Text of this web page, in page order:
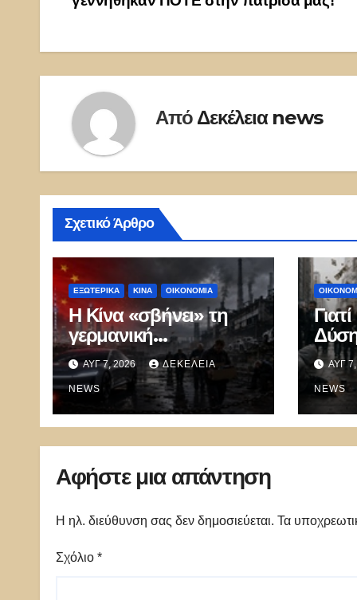
Από Δεκέλεια news
Σχετικό Άρθρο
ΕΞΩΤΕΡΙΚΑ ΚΊΝΑ ΟΙΚΟΝΟΜΙΑ
Η Κίνα «σβήνει» τη
γερμανική
αυτοκρατορία του
αυτοκινήτου –
100.000 απολύσεις,
λουκέτα και πολιτικός
πανικός
ΑΥΓ 7, 2026 ΔΕΚΈΛΕΙΑ
NEWS
ώρα
το 1/
ΑΥΓ
NEWS
Αφήστε μια απάντηση
Η ηλ. διεύθυνση σας δεν δημοσιεύεται. Τα
Σχόλιο *